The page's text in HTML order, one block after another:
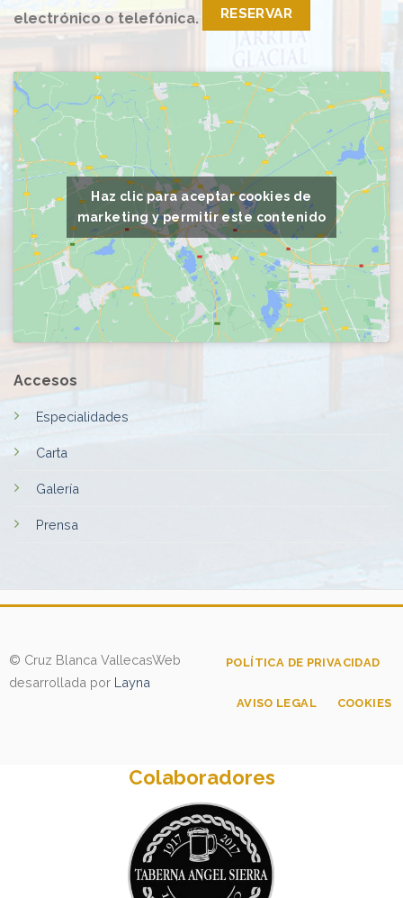
Haz clic para aceptar cookies de
marketing y permitir este contenido
Accesos
Especialidades
Carta
Galería
Prensa
electrónico o telefónica. RESERVAR
© Cruz Blanca VallecasWeb
desarrollada por Layna
POLÍTICA DE PRIVACIDAD
AVISO LEGAL COOKIES
Colaboradores